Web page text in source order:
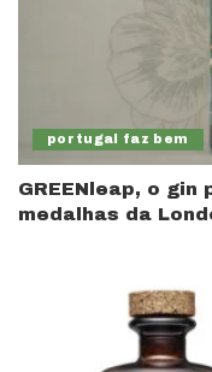
portugal faz bem
GREENleap, o
medalhas da